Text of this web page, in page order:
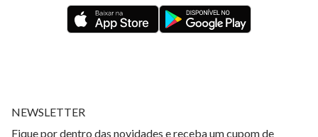
NEWSLETTER
Fique por dentro das novidades e receba um cupom de